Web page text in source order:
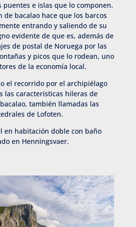
puentes e islas que lo componen.
de bacalao hace que los barcos
entrando y saliendo de su
evidente de que es, además de
de postal de Noruega por las
y picos que lo rodean, uno
de la economía local.
el recorrido por el archipiélago
las características hileras de
también llamadas las
de Lofoten.
en habitación doble con baño
en Henningsvaer.